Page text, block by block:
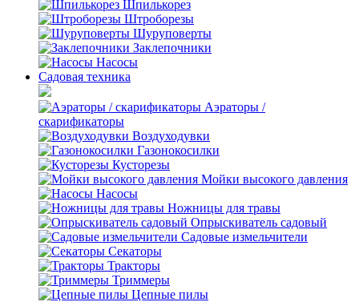
Шпилькорез
Штроборезы
Шуруповерты
Заклепочники
Насосы
Садовая техника
Аэраторы /
скарификаторы
Воздуходувки
Газонокосилки
Кусторезы
Мойки высокого давления
Насосы
Ножницы для травы
Опрыскиватель садовый
Садовые измельчители
Секаторы
Тракторы
Триммеры
Цепные пилы